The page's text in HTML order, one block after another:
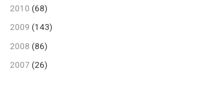
2010 (68)
2009 (143)
2008 (86)
2007 (26)